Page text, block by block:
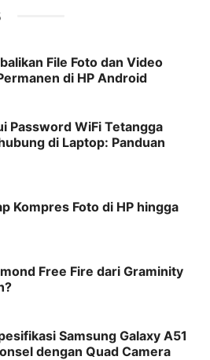
File Foto dan Video
di HP Android
Password WiFi Tetangga
di Laptop: Panduan
Kompres Foto di HP hingga
Free Fire dari Graminity
Samsung Galaxy A51
dengan Quad Camera